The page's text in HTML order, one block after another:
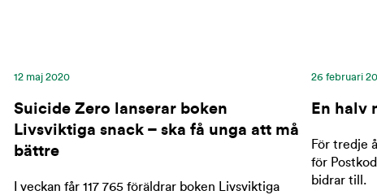
12 maj 2020
Suicide Zero lanserar boken
Livsviktiga snack – ska få unga att må
bättre
I veckan får 117 765 föräldrar boken Livsviktiga
26 februari
En halv
För tredje
för
bidrar till.